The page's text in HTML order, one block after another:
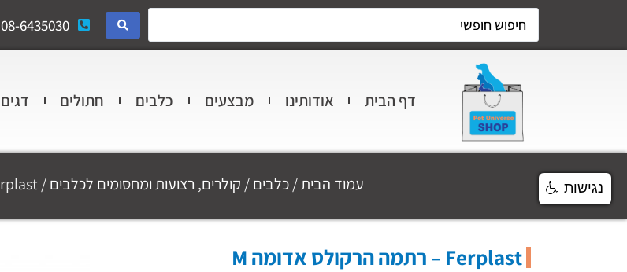
08-6435030
דף הבית אודותינו מבצעים כלבים חתולים דגים
עמוד הבית/כלבים/ קולרים, רצועות ומחסומים לכלבים/ Ferplast – רתמה הרקולס אדומה M
Ferplast – רתמה הרקולס אדומה M
נגישות